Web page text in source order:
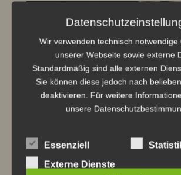
Pneumatron Gesicht
Wir verwenden technisch notwendige
unserer Webseite sowie externe
Standardmäßig sind alle externen
Sie können diese jedoch nach
deaktivieren. Für weitere
unsere
Essenziell
Externe Dienste